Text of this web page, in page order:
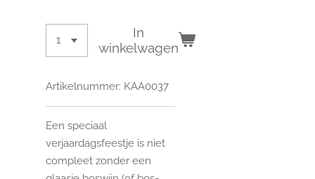
In
winkelwagen
Artikelnummer: KAA0037
Een speciaal
verjaardagsfeestje is niet
compleet zonder een